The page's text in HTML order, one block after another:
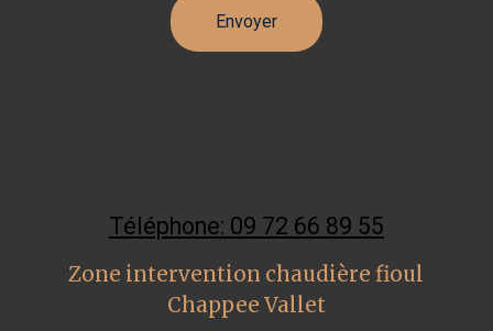
Téléphone: 09 72 66 89 55
Zone intervention chaudière fioul
Chappee Vallet